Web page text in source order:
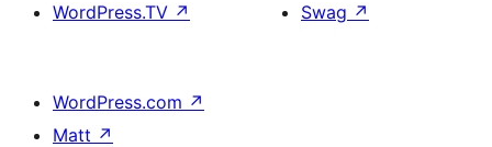
WordPress.TV ↗
Swag ↗
WordPress.com ↗
Matt ↗